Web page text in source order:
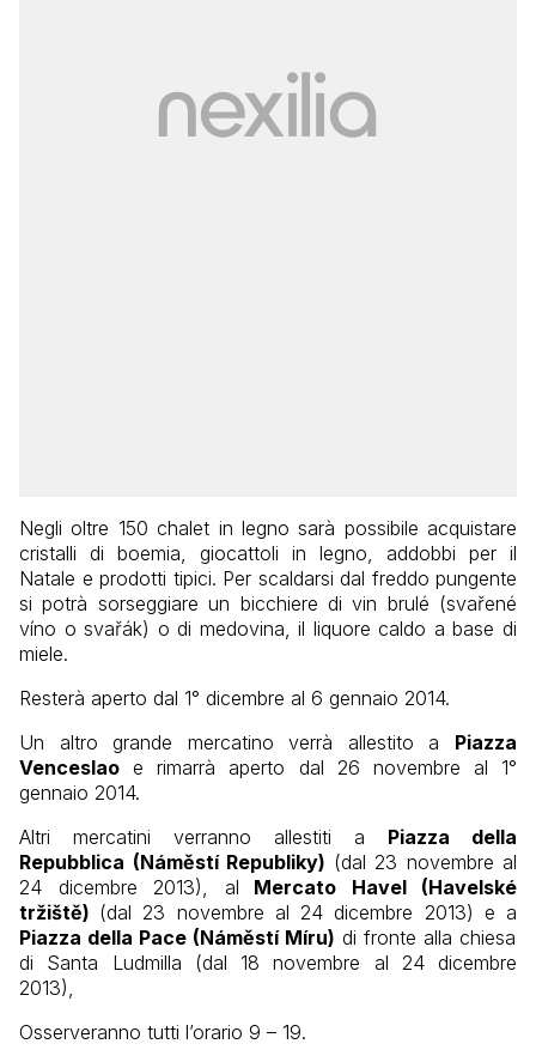
Negli oltre 150 chalet in legno sarà possibile acquistare
cristalli di boemia, giocattoli in legno, addobbi per il
Natale e prodotti tipici. Per scaldarsi dal freddo pungente
si potrà sorseggiare un bicchiere di vin brulé (svařené
víno o svařák) o di medovina, il liquore caldo a base di
miele.
Resterà aperto dal 1° dicembre al 6 gennaio 2014.
Un altro grande mercatino verrà allestito a Piazza
Venceslao e rimarrà aperto dal 26 novembre al 1°
gennaio 2014.
Altri mercatini verranno allestiti a Piazza della
Repubblica (Náměstí Republiky) (dal 23 novembre al
24 dicembre 2013), al Mercato Havel (Havelské
tržiště) (dal 23 novembre al 24 dicembre 2013) e a
Piazza della Pace (Náměstí Míru) di fronte alla chiesa
di Santa Ludmilla (dal 18 novembre al 24 dicembre
2013),
Osserveranno tutti l’orario 9 – 19.